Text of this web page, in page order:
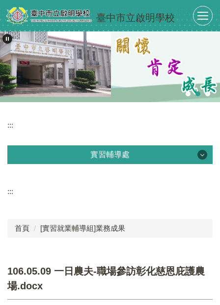
跳
到
主
要
內
容
區
臺中市立啟明學校
:::
實習輔導處
法令規章
:::
首頁 [實習就業輔導組]業務成果
106.05.09 一日農夫-職場參訪彰化慈恩庇護農
場.docx